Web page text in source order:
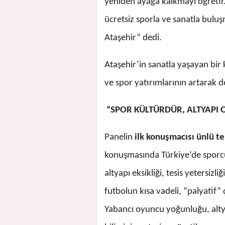
ücretsiz sporla ve sanatla
Ataşehir” dedi.
Ataşehir’in sanatla yaşayan
ve spor yatırımlarının artarak
“SPOR KÜLTÜRDÜR,
Panelin ilk konuşmacısı ünlü
konuşmasında Türkiye’de
altyapı eksikliği, tesis
futbolun kısa vadeli,
Yabancı oyuncu yoğunluğu,